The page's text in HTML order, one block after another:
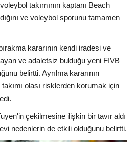
takımının kaptanı Beach
ve voleybol sporunu tamamen
kararının kendi iradesi ve
ve adaletsiz bulduğu yeni FIVB
belirtti. Ayrılma kararının
olası risklerden korumak için
çekilmesine ilişkin bir tavır aldı
nedenlerin de etkili olduğunu belirtti.